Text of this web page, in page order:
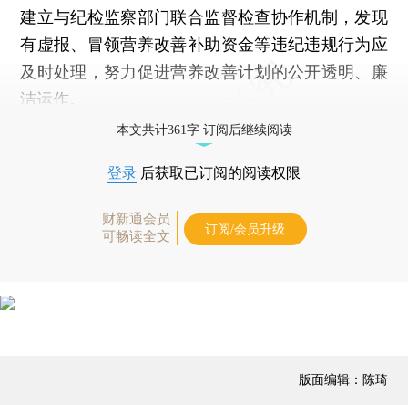
建立与纪检监察部门联合监督检查协作机制，发现
有虚报、冒领营养改善补助资金等违纪违规行为应
及时处理，努力促进营养改善计划的公开透明、廉
洁运作。
本文共计361字 订阅后继续阅读
登录 后获取已订阅的阅读权限
财新通会员
可畅读全文
订阅/会员升级
版面编辑：陈琦